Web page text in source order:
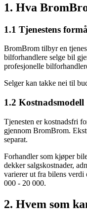
1. Hva
1.1 Tjenestens
BromBrom tilbyr en
bilforhandlere selge bil
profesjonelle
Selger kan takke nei til
1.2 Kostnadsmodell
Tjenesten er kostnadsfri
gjennom BromBrom.
separat.
Forhandler som kjøper
dekker salgskostnader,
varierer ut fra bilens
000 - 20 000.
2. Hvem som